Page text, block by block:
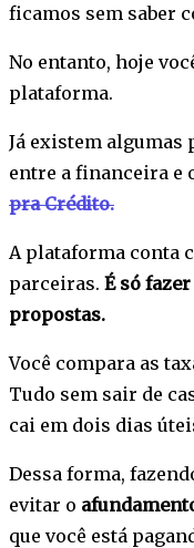
ficamos sem saber
No entanto, hoje
plataforma.
Já existem algumas
entre a financeira e
pra Crédito.
A plataforma conta
parceiras. É só
propostas.
Você compara as
Tudo sem sair de
cai em dois dias
Dessa forma,
evitar o
que você está